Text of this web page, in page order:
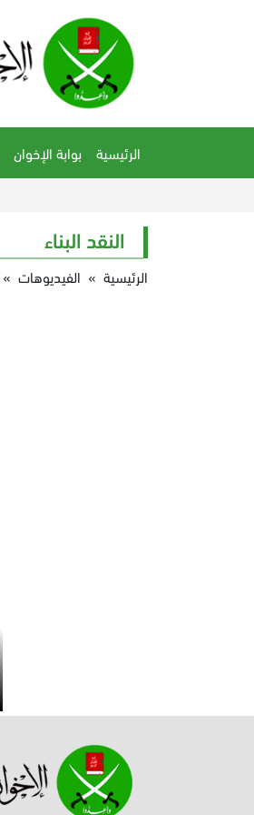
الرئيسية بوابة الإخوان
النقد البناء
الرئيسية » الفيديوهات »